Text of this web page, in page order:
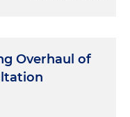
Overhaul of